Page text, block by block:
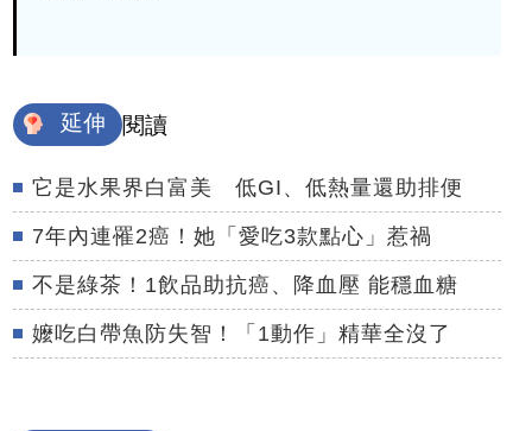
延伸 閱讀
它是水果界白富美 低GI、低熱量還助排便
7年內連罹2癌！她「愛吃3款點心」惹禍
不是綠茶！1飲品助抗癌、降血壓 能穩血糖
嬤吃白帶魚防失智！「1動作」精華全沒了